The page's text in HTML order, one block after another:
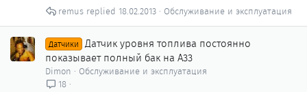
Обслуживание и эксплуатация
18.02.2013
remus
Датчики
Датчик уровня топлива постоянно
показывает полный бак на А33
Dimon
Обслуживание и эксплуатация
18